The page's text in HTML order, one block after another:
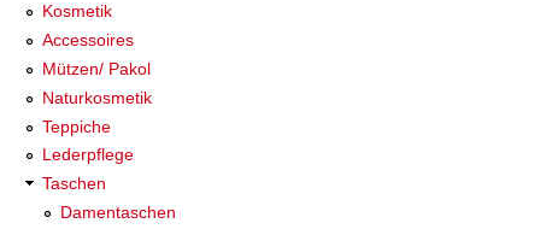
Kosmetik
Accessoires
Mützen/ Pakol
Naturkosmetik
Teppiche
Lederpflege
Taschen
Damentaschen